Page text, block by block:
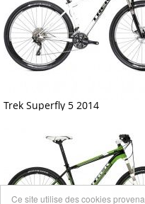
Trek Superfly 5 2014
Ce site utilise des cookies